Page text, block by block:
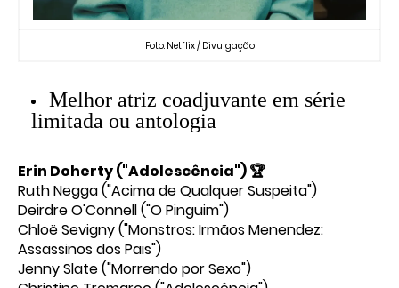
Foto: Netflix / Divulgação
Melhor atriz coadjuvante em série
limitada ou antologia
Erin Doherty ("Adolescência") 🏆
Ruth Negga ("Acima de Qualquer Suspeita")
Deirdre O'Connell ("O Pinguim")
Chloë Sevigny ("Monstros: Irmãos Menendez:
Assassinos dos Pais")
Jenny Slate ("Morrendo por Sexo")